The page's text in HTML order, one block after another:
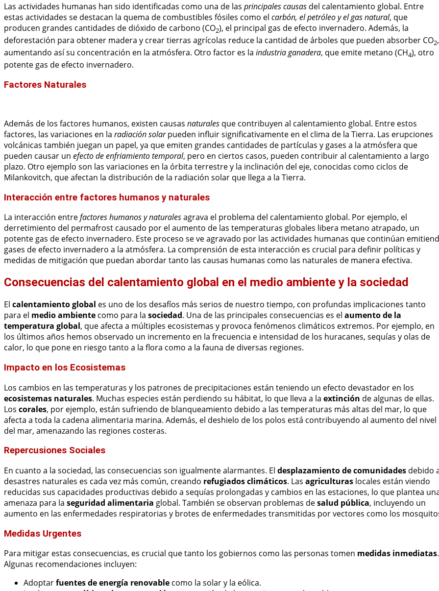
Las actividades humanas han sido identificadas como una de las principales causas del calentamiento global. Entre
estas actividades se destacan la quema de combustibles fósiles como el carbón, el petróleo y el gas natural, que
producen grandes cantidades de dióxido de carbono (CO2), el principal gas de efecto invernadero. Además, la
deforestación para obtener madera y crear tierras agrícolas reduce la cantidad de árboles que pueden absorber CO2,
aumentando así su concentración en la atmósfera. Otro factor es la industria ganadera, que emite metano (CH4), otro
potente gas de efecto invernadero.
Factores Naturales
Además de los factores humanos, existen causas naturales que contribuyen al calentamiento global. Entre estos
factores, las variaciones en la radiación solarpueden influir significativamente en el clima de la Tierra. Las erupciones
volcánicas también juegan un papel, ya que emiten grandes cantidades de partículas y gases a la atmósfera que
pueden causar un efecto de enfriamiento temporal, pero en ciertos casos, pueden contribuir al calentamiento a largo
plazo. Otro ejemplo son las variaciones en la órbita terrestre y la inclinación del eje, conocidas como ciclos de
Milankovitch, que afectan la distribución de la radiación solar que llega a la Tierra.
Interacción entre factores humanos y naturales
La interacción entrefactores humanos y naturalesagrava el problema del calentamiento global. Por ejemplo, el
derretimiento del permafrost causado por el aumento de las temperaturas globales libera metano atrapado, un
potente gas de efecto invernadero. Este proceso se ve agravado por las actividades humanas que continúan
gases de efecto invernadero a la atmósfera. La comprensión de esta interacción es crucial para definir políticas y
medidas de mitigación que puedan abordar tanto las causas humanas como las naturales de manera efectiva.
Consecuencias del calentamiento global en el medio ambiente y la sociedad
El calentamiento global es uno de los desafíos más serios de nuestro tiempo, con profundas implicaciones tanto
para el medio ambiente como para la sociedad. Una de las principales consecuencias es el aumento de la
temperatura global, que afecta a múltiples ecosistemas y provoca fenómenos climáticos extremos. Por ejemplo, en
los últimos años hemos observado un incremento en la frecuencia e intensidad de los huracanes, sequías y olas de
calor, lo que pone en riesgo tanto a la flora como a la fauna de diversas regiones.
Impacto en los Ecosistemas
Los cambios en las temperaturas y los patrones de precipitaciones están teniendo un efecto devastador en los
ecosistemas naturales. Muchas especies están perdiendo su hábitat, lo que lleva a la extinción de algunas de ellas.
Los corales, por ejemplo, están sufriendo de blanqueamiento debido a las temperaturas más altas del mar, lo que
afecta a toda la cadena alimentaria marina. Además, el deshielo de los polos está contribuyendo al aumento del nivel
del mar, amenazando las regiones costeras.
Repercusiones Sociales
En cuanto a la sociedad, las consecuencias son igualmente alarmantes. El desplazamiento de comunidades debido
desastres naturales es cada vez más común, creando refugiados climáticos. Las agriculturas locales están viendo
reducidas sus capacidades productivas debido a sequías prolongadas y cambios en las estaciones, lo que plantea
amenaza para la seguridad alimentaria global. También se observan problemas desalud pública, incluyendo un
aumento en las enfermedades respiratorias y brotes de enfermedades transmitidas por vectores como los
Medidas Urgentes
Para mitigar estas consecuencias, es crucial que tanto los gobiernos como las personas tomen medidas inmediatas.
Algunas recomendaciones incluyen:
Adoptarfuentes de energía renovable como la solar y la eólica.